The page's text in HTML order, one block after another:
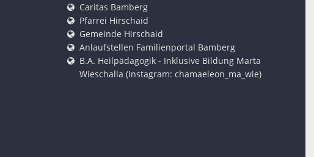
Caritas Bamberg
Pfarrei Hirschaid
Gemeinde Hirschaid
Anlaufstellen Familienportal Bamberg
B.A. Heilpädagogik - Inklusive Bildung Marta
Wieschalla (Instagram: chamaeleon_ma_wie)